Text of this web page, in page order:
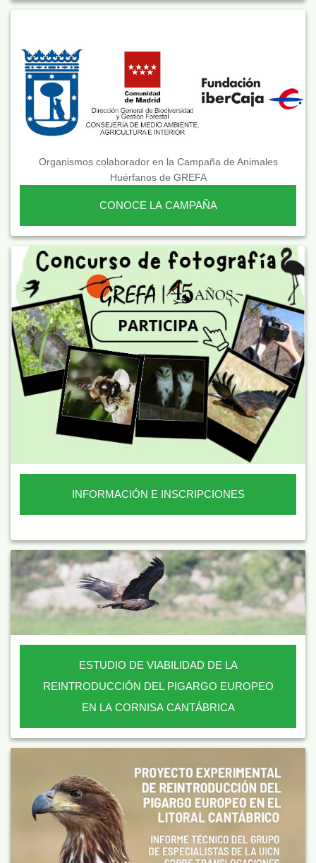
Organismos colaborador en la Campaña de Animales
Huérfanos de GREFA
CONOCE LA CAMPAÑA
INFORMACIÓN E INSCRIPCIONES
ESTUDIO DE VIABILIDAD DE LA
REINTRODUCCIÓN DEL PIGARGO EUROPEO
EN LA CORNISA CANTÁBRICA